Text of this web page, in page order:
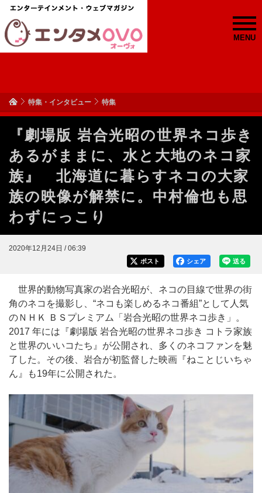
MENU
特集・インタビュー 特集
『劇場版 岩合光昭の世界ネコ歩き
あるがままに、水と大地のネコ家
族』 北海道に暮らすネコの大家
族の映像が解禁に。中村倫也も思
わずにっこり
2020年12月24日 / 06:39
送る
シェア
ポスト
世界的動物写真家の岩合光昭が、ネコの目線で世界の街
角のネコを撮影し、“ネコも楽しめるネコ番組”として人気
のＮＨＫ ＢＳプレミアム「岩合光昭の世界ネコ歩き」。
2017 年には『劇場版 岩合光昭の世界ネコ歩き コトラ家族
と世界のいいコたち』が公開され、多くのネコファンを魅
了した。その後、岩合が初監督した映画『ねことじいちゃ
ん』も19年に公開された。